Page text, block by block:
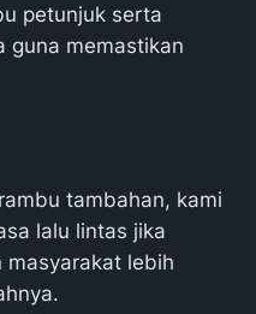
petunjuk serta
guna memastikan
tambahan, kami
lalu lintas jika
masyarakat lebih